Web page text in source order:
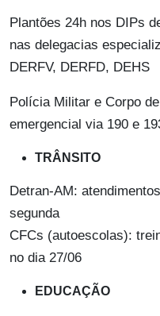
Plantões 24h nos DIPs
nas delegacias
DERFV, DERFD, DEHS
Polícia Militar e Corpo
emergencial via 190 e
TRÂNSITO
Detran-AM:
segunda
CFCs (autoescolas):
no dia 27/06
EDUCAÇÃO